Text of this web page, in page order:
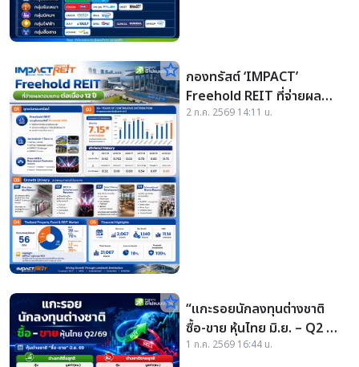
star_border กองทรัสต์ ‘IMPACT’
Freehold REIT ที่จ่ายผล
ตอบแทนต่อเนื่อง 12 ปี
2 ก.ค. 2569 14:11 น.
star_border “แกะรอยนักลงทุนต่างชาติ
ซื้อ-ขาย หุ้นไทย มิ.ย. – Q2 ปี
69 “
1 ก.ค. 2569 16:44 น.